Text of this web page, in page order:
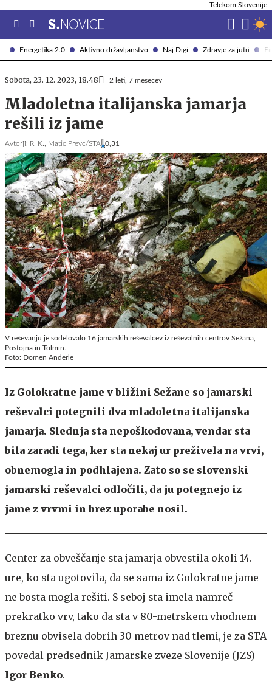
Energetika 2.0 Aktivno državljanstvo Naj Digi Zdravje za jutri
Telekom Slovenije
Sobota, 23. 12. 2023, 18.48 2 leti, 7 mesecev
Mladoletna italijanska jamarja
rešili iz jame
Avtorji: R. K., Matic Prevc/STA 0,31
V reševanju je sodelovalo 16 jamarskih reševalcev iz reševalnih centrov Sežana,
Postojna in Tolmin.
Foto: Domen Anderle
Iz Golokratne jame v bližini Sežane so jamarski
reševalci potegnili dva mladoletna italijanska
jamarja. Slednja sta nepoškodovana, vendar sta
bila zaradi tega, ker sta nekaj ur preživela na vrvi,
obnemogla in podhlajena. Zato so se slovenski
jamarski reševalci odločili, da ju potegnejo iz
jame z vrvmi in brez uporabe nosil.
Center za obveščanje sta jamarja obvestila okoli 14.
ure, ko sta ugotovila, da se sama iz Golokratne jame
ne bosta mogla rešiti. S seboj sta imela namreč
prekratko vrv, tako da sta v 80-metrskem vhodnem
breznu obvisela dobrih 30 metrov nad tlemi, je za STA
povedal predsednik Jamarske zveze Slovenije (JZS)
Igor Benko.